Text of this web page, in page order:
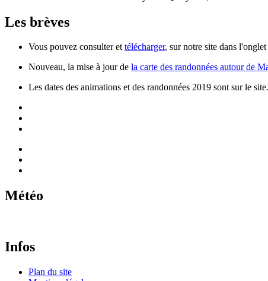
Les brèves
Vous pouvez consulter ettélécharger, sur notre site dans
Nouveau, la mise à jour de la carte des randonnées autour de
Les dates des animations et des randonnées 2019 sont sur le site.
Météo
Infos
Plan du site